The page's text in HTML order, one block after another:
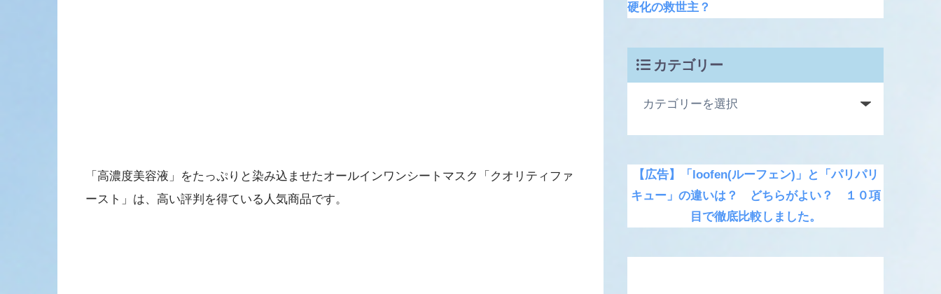
「高濃度美容液」をたっぷりと染み込ませたオールインワンシートマスク「クオリティファ
ースト」は、高い評判を得ている人気商品です。
硬化の救世主？
カテゴリー
【広告】「loofen(ルーフェン)」と「パリパリ
キュー」の違いは？ どちらがよい？ １０項
目で徹底比較しました。